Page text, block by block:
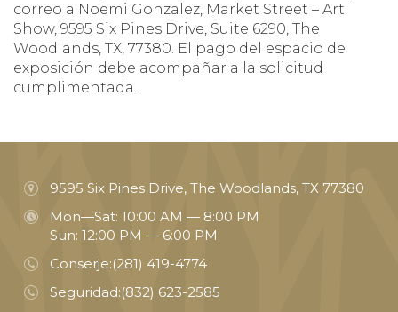
correo a Noemi Gonzalez, Market Street – Art
Show, 9595 Six Pines Drive, Suite 6290, The
Woodlands, TX, 77380. El pago del espacio de
exposición debe acompañar a la solicitud
cumplimentada.
9595 Six Pines Drive, The Woodlands, TX 77380
Mon—Sat: 10:00 AM — 8:00 PM
Sun: 12:00 PM — 6:00 PM
Conserje:(281) 419-4774
Seguridad:(832) 623-2585